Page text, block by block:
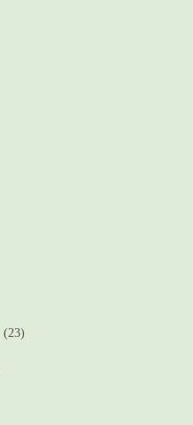
(23)